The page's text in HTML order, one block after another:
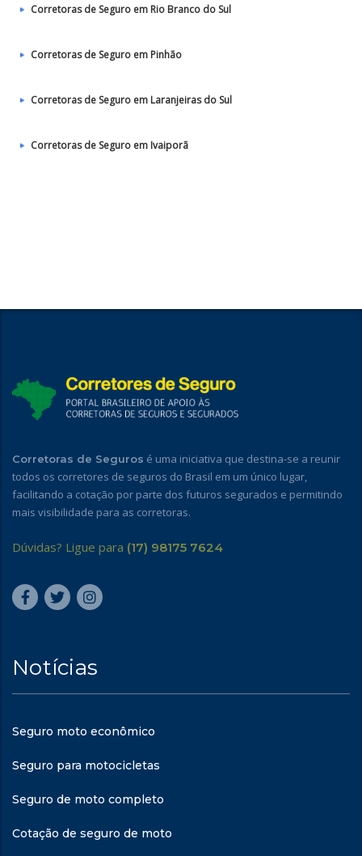
Corretoras de Seguro em Rio Branco do Sul
Corretoras de Seguro em Pinhão
Corretoras de Seguro em Laranjeiras do Sul
Corretoras de Seguro em Ivaiporã
Corretoras de Seguros é uma iniciativa que destina-se a reunir
todos os corretores de seguros do Brasil em um único lugar,
facilitando a cotação por parte dos futuros segurados e permitindo
mais visibilidade para as corretoras.
Dúvidas? Ligue para (17) 98175 7624
Notícias
Seguro moto econômico
Seguro para motocicletas
Seguro de moto completo
Cotação de seguro de moto